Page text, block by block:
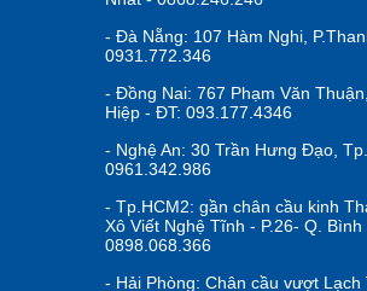
- Đà Nẵng: 107 Hàm Nghi,
0931.772.346
- Đồng Nai: 767 Phạm Văn
Hiệp - ĐT: 093.177.4346
- Nghệ An: 30 Trần Hưng Đạo,
0961.342.986
- Tp.HCM2: gần chân cầu kinh
Xô Viết Nghệ Tĩnh - P.26- Q. Bình
0898.068.366
- Hải Phòng: Chân cầu vượt Lạch